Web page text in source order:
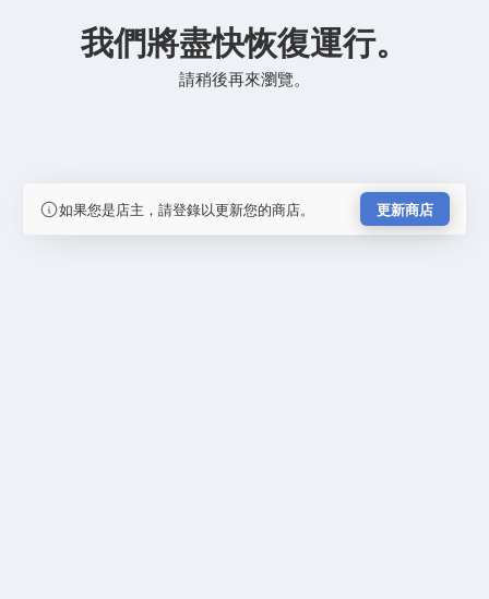
我們將盡快恢復運行。
請稍後再來瀏覽。
如果您是店主，請登錄以更新您的商店。 更新商店